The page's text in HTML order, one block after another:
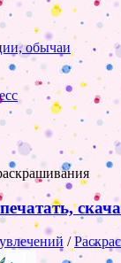
обычаи
/